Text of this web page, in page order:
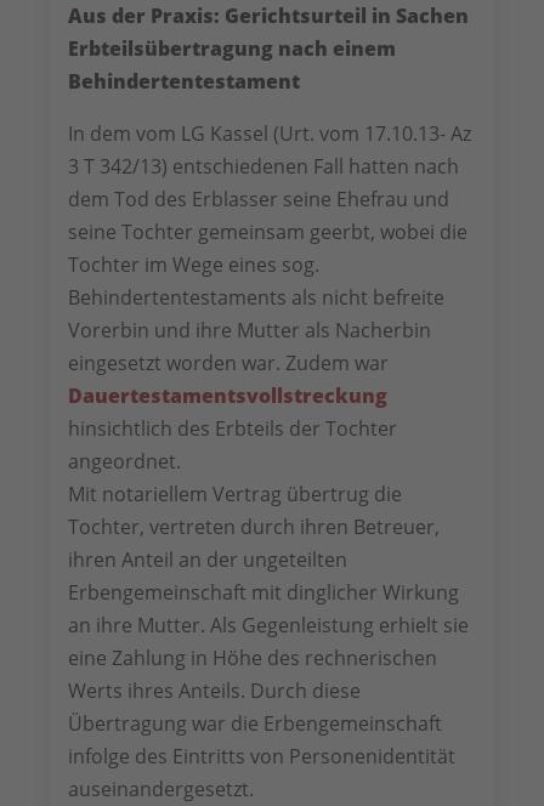
Aus der Praxis: Gerichtsurteil in Sachen
Erbteilsübertragung nach einem
Behindertentestament
In dem vom LG Kassel (Urt. vom 17.10.13- Az
3 T 342/13) entschiedenen Fall hatten nach
dem Tod des Erblasser seine Ehefrau und
seine Tochter gemeinsam geerbt, wobei die
Tochter im Wege eines sog.
Behindertentestaments als nicht befreite
Vorerbin und ihre Mutter als Nacherbin
eingesetzt worden war. Zudem war
Dauertestamentsvollstreckung
hinsichtlich des Erbteils der Tochter
angeordnet.
Mit notariellem Vertrag übertrug die
Tochter, vertreten durch ihren Betreuer,
ihren Anteil an der ungeteilten
Erbengemeinschaft mit dinglicher Wirkung
an ihre Mutter. Als Gegenleistung erhielt sie
eine Zahlung in Höhe des rechnerischen
Werts ihres Anteils. Durch diese
Übertragung war die Erbengemeinschaft
infolge des Eintritts von Personenidentität
auseinandergesetzt.